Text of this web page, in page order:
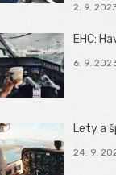
2. 9.
EHC:
6. 9.
Lety a
24. 9.